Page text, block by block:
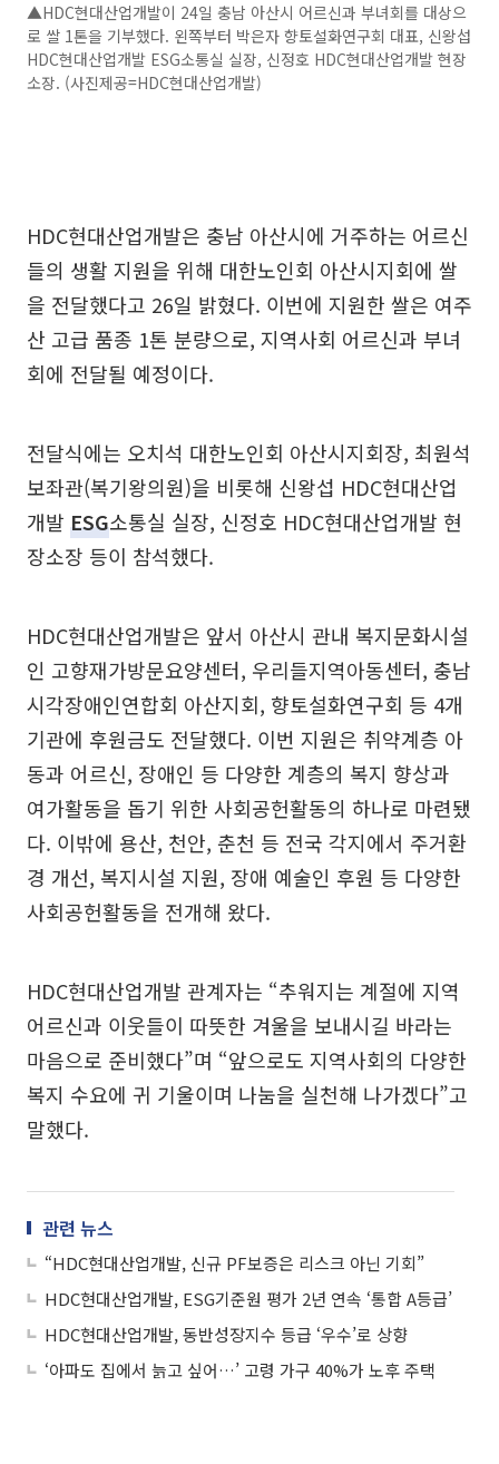
▲HDC현대산업개발이 24일 충남 아산시 어르신과 부녀회를 대상으
로 쌀 1톤을 기부했다. 왼쪽부터 박은자 향토설화연구회 대표, 신왕섭
HDC현대산업개발 ESG소통실 실장, 신정호 HDC현대산업개발 현장
소장. (사진제공=HDC현대산업개발)
HDC현대산업개발은 충남 아산시에 거주하는 어르신
들의 생활 지원을 위해 대한노인회 아산시지회에 쌀
을 전달했다고 26일 밝혔다. 이번에 지원한 쌀은 여주
산 고급 품종 1톤 분량으로, 지역사회 어르신과 부녀
회에 전달될 예정이다.
전달식에는 오치석 대한노인회 아산시지회장, 최원석
보좌관(복기왕의원)을 비롯해 신왕섭 HDC현대산업
개발 ESG소통실 실장, 신정호 HDC현대산업개발 현
장소장 등이 참석했다.
HDC현대산업개발은 앞서 아산시 관내 복지문화시설
인 고향재가방문요양센터, 우리들지역아동센터, 충남
시각장애인연합회 아산지회, 향토설화연구회 등 4개
기관에 후원금도 전달했다. 이번 지원은 취약계층 아
동과 어르신, 장애인 등 다양한 계층의 복지 향상과
여가활동을 돕기 위한 사회공헌활동의 하나로 마련됐
다. 이밖에 용산, 천안, 춘천 등 전국 각지에서 주거환
경 개선, 복지시설 지원, 장애 예술인 후원 등 다양한
사회공헌활동을 전개해 왔다.
HDC현대산업개발 관계자는 “추워지는 계절에 지역
어르신과 이웃들이 따뜻한 겨울을 보내시길 바라는
마음으로 준비했다”며 “앞으로도 지역사회의 다양한
복지 수요에 귀 기울이며 나눔을 실천해 나가겠다”고
말했다.
관련 뉴스
“HDC현대산업개발, 신규 PF보증은 리스크 아닌 기회”
HDC현대산업개발, ESG기준원 평가 2년 연속 ‘통합 A등급’
HDC현대산업개발, 동반성장지수 등급 ‘우수’로 상향
‘아파도 집에서 늙고 싶어…’ 고령 가구 40%가 노후 주택